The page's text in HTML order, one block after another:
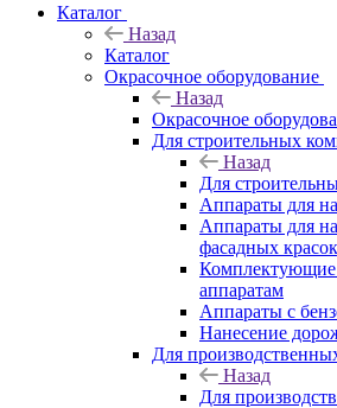
Каталог
Назад
Каталог
Окрасочное оборудование
Назад
Окрасочное
Для строительных
Назад
Для
Аппараты для
Аппараты для
фасадных
Комплектующие
аппаратам
Аппараты с
Нанесение
Для
Назад
Для